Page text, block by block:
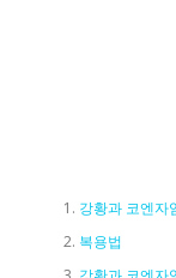
강황과 코엔자
복용법